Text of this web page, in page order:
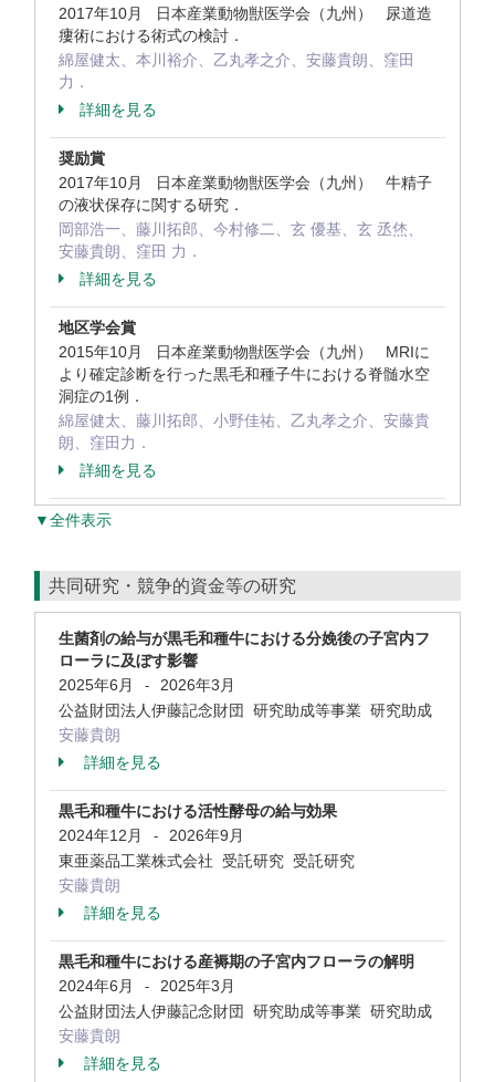
2017年10月 日本産業動物獣医学会（九州） 尿道造
瘻術における術式の検討．
綿屋健太、本川裕介、乙丸孝之介、安藤貴朗、窪田
力．
詳細を見る
奨励賞
2017年10月 日本産業動物獣医学会（九州） 牛精子
の液状保存に関する研究．
岡部浩一、藤川拓郎、今村修二、玄 優基、玄 丞烋、
安藤貴朗、窪田 力．
詳細を見る
地区学会賞
2015年10月 日本産業動物獣医学会（九州） MRIに
より確定診断を行った黒毛和種子牛における脊髄水空
洞症の1例．
綿屋健太、藤川拓郎、小野佳祐、乙丸孝之介、安藤貴
朗、窪田力．
詳細を見る
▼全件表示
共同研究・競争的資金等の研究
生菌剤の給与が黒毛和種牛における分娩後の子宮内フ
ローラに及ぼす影響
2025年6月
-
2026年3月
公益財団法人伊藤記念財団 研究助成等事業 研究助成
安藤貴朗
詳細を見る
黒毛和種牛における活性酵母の給与効果
2024年12月
-
2026年9月
東亜薬品工業株式会社 受託研究 受託研究
安藤貴朗
詳細を見る
黒毛和種牛における産褥期の子宮内フローラの解明
2024年6月
-
2025年3月
公益財団法人伊藤記念財団 研究助成等事業 研究助成
安藤貴朗
詳細を見る